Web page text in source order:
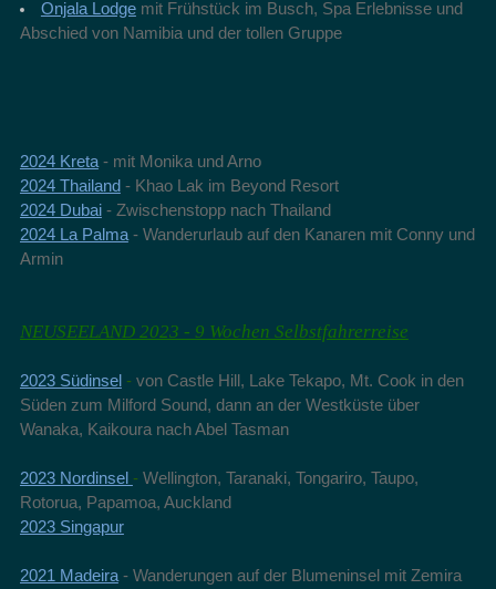
Onjala Lodgemit Frühstück im Busch, Spa Erlebnisse und
Abschied von Namibia und der tollen Gruppe
2024 Kreta- mit Monika und Arno
2024 Thailand- Khao Lak im Beyond Resort
2024 Dubai- Zwischenstopp nach Thailand
2024 La Palma- Wanderurlaub auf den Kanaren mit Conny und
Armin
NEUSEELAND 2023 - 9 Wochen Selbstfahrerreise
2023 Südinsel- von Castle Hill, Lake Tekapo, Mt. Cook in den
Süden zum Milford Sound, dann an der Westküste über
Wanaka, Kaikoura nach Abel Tasman
2023 Nordinsel - Wellington, Taranaki, Tongariro, Taupo,
Rotorua, Papamoa, Auckland
2023 Singapur
2021 Madeira- Wanderungen auf der Blumeninsel mit Zemira